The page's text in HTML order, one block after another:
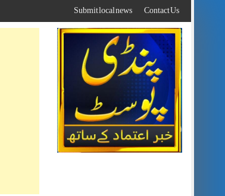
to
content
Contact Us
Submit local news